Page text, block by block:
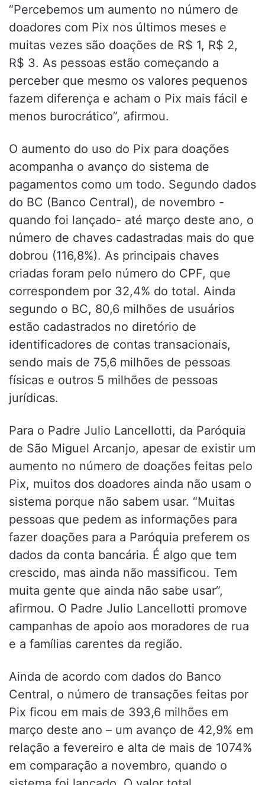
“Percebemos um aumento no número de
doadores com Pix nos últimos meses e
muitas vezes são doações de R$ 1, R$ 2,
R$ 3. As pessoas estão começando a
perceber que mesmo os valores pequenos
fazem diferença e acham o Pix mais fácil e
menos burocrático”, afirmou.
O aumento do uso do Pix para doações
acompanha o avanço do sistema de
pagamentos como um todo. Segundo dados
do BC (Banco Central), de novembro -
quando foi lançado- até março deste ano, o
número de chaves cadastradas mais do que
dobrou (116,8%). As principais chaves
criadas foram pelo número do CPF, que
correspondem por 32,4% do total. Ainda
segundo o BC, 80,6 milhões de usuários
estão cadastrados no diretório de
identificadores de contas transacionais,
sendo mais de 75,6 milhões de pessoas
físicas e outros 5 milhões de pessoas
jurídicas.
Para o Padre Julio Lancellotti, da Paróquia
de São Miguel Arcanjo, apesar de existir um
aumento no número de doações feitas pelo
Pix, muitos dos doadores ainda não usam o
sistema porque não sabem usar. “Muitas
pessoas que pedem as informações para
fazer doações para a Paróquia preferem os
dados da conta bancária. É algo que tem
crescido, mas ainda não massificou. Tem
muita gente que ainda não sabe usar”,
afirmou. O Padre Julio Lancellotti promove
campanhas de apoio aos moradores de rua
e a famílias carentes da região.
Ainda de acordo com dados do Banco
Central, o número de transações feitas por
Pix ficou em mais de 393,6 milhões em
março deste ano – um avanço de 42,9% em
relação a fevereiro e alta de mais de 1074%
em comparação a novembro, quando o